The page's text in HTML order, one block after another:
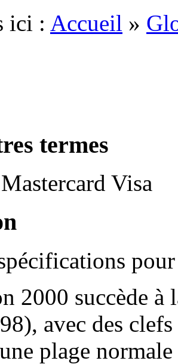
ici : Accueil »
termes
Visa
2000 succède
avec des
plage